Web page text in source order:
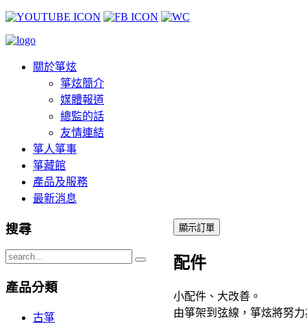
關於箏炫
箏炫簡介
媒體報道
總監的話
友情連結
箏人箏事
箏藏館
產品及服務
最新消息
配件
小配件、大改善。
由箏架到弦線，箏炫將努
搜尋
產品分類
古箏